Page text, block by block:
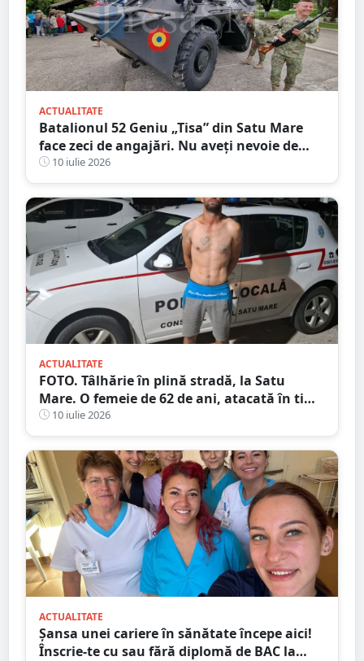
ACTUALITATE
Batalionul 52 Geniu „Tisa” din Satu Mare
face zeci de angajări. Nu aveți nevoie de
Bacalaureat, salar atractiv
10 iulie 2026
ACTUALITATE
FOTO. Tâlhărie în plină stradă, la Satu
Mare. O femeie de 62 de ani, atacată în timp
ce se întorcea de la cumpărături
10 iulie 2026
ACTUALITATE
Șansa unei cariere în sănătate începe aici!
Înscrie-te cu sau fără diplomă de BAC la